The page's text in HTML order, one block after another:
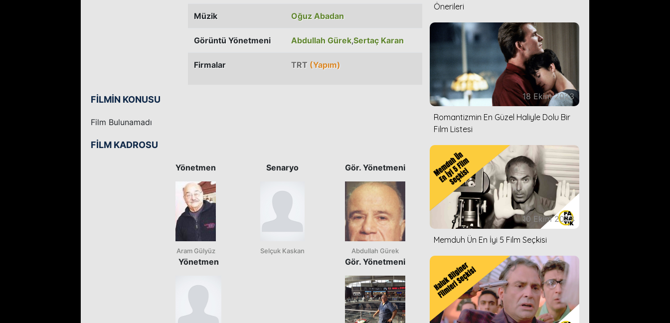
Müzik Oğuz Abadan
Görüntü Yönetmeni Abdullah Gürek,Sertaç Karan
Firmalar TRT (Yapım)
FİLMİN KONUSU
Film Bulunamadı
FİLM KADROSU
Yönetmen
Aram Gülyüz
Yönetmen
Senaryo
Selçuk Kaskan
Gör. Yönetmeni
Abdullah Gürek
Gör. Yönetmeni
Önerileri
18 Ekim 2023
Romantizmin En Güzel Haliyle Dolu Bir
Film Listesi
10 Ekim 2023
Memduh Ün En İyi 5 Film Seçkisi